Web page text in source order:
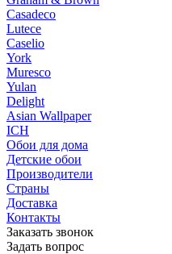
Casadeco
Lutece
Caselio
York
Muresco
Yulan
Delight
Asian Wallpaper
ICH
Обои для дома
Детские обои
Производители
Страны
Доставка
Контакты
Заказать звонок
Задать вопрос